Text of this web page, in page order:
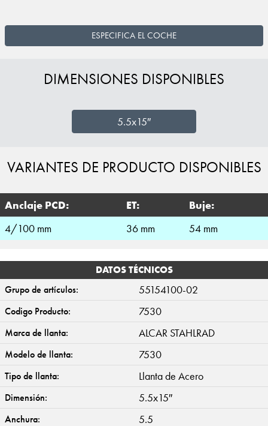
ESPECIFICA EL COCHE
DIMENSIONES DISPONIBLES
5.5x15″
VARIANTES DE PRODUCTO DISPONIBLES
Anclaje PCD: ET:
Buje:
4/100 mm
36 mm 54 mm
DATOS TÉCNICOS
Grupo de artículos:
55154100-02
Codigo Producto: 7530
Marca de llanta: ALCAR STAHLRAD
Modelo de llanta: 7530
Tipo de llanta: Llanta de Acero
Dimensión: 5.5x15″
Anchura: 5.5